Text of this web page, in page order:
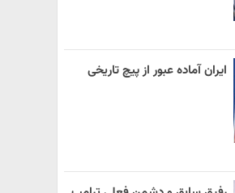
ایران آماده عبور از پیچ تاریخی